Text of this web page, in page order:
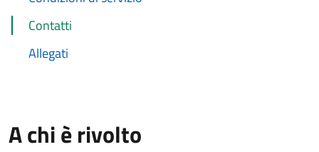
Contatti
Allegati
A chi è rivolto